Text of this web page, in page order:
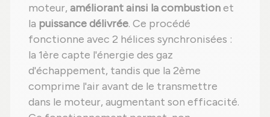
moteur, améliorant ainsi la combustionet
la puissance délivrée. Ce procédé
fonctionne avec 2 hélices synchronisées :
la 1ère capte l'énergie des gaz
d'échappement, tandis que la 2ème
comprime l'air avant de le transmettre
dans le moteur, augmentant son efficacité.